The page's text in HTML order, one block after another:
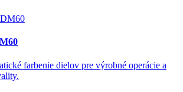
farbenie dielov pre výrobné operácie a